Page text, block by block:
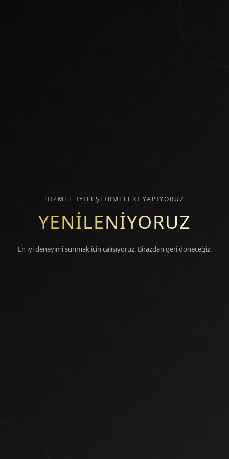
HİZMET İYİLEŞTİRMELERİ YAPIYORUZ
YENİLENİYORUZ
En iyi deneyimi sunmak için çalışıyoruz. Birazdan geri döneceğiz.